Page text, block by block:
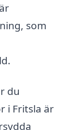
som
du
i Fritsla är